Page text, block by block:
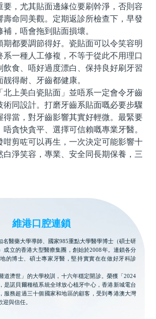
要，尤其貼面邊緣位要刷幹淨，否則容
壽命同美觀。定期返診所檢查下，早發
，唔會拖到貼面損壞。
都要調節得好。瓷貼面可以令笑容明
系一種人工修複，不等于從此不用理口
飲食、唔好過度漂白、保持良好刷牙習
得耐、牙齒都健康。
上美白瓷貼面」並唔系一定會令牙齒
術同設計。打磨牙齒系貼面嘅必要步驟
得當，對牙齒影響其實好輕微。最緊要
貪快貪平、選擇可信賴嘅專業牙醫。
咁剪咗可以再生，一次決定可能影響十
白淨笑容，專業、安全同長期保養，三
維港口腔連鎖
名醫藥大學導師、國家985重點大學醫學博士（碩士研
成立的香港大型醫療集團，創始於2008年。連鎖各分
的博士、碩士專家牙醫，堅持實實在在做好牙科診
道濟世」的大學校訓，十六年穩定開診。榮獲「2024
是諾貝爾種植系統全球放心植牙中心，香港新城電台
服務超過三十個國家和地區的顧客，受到粵港澳大灣
與信任。